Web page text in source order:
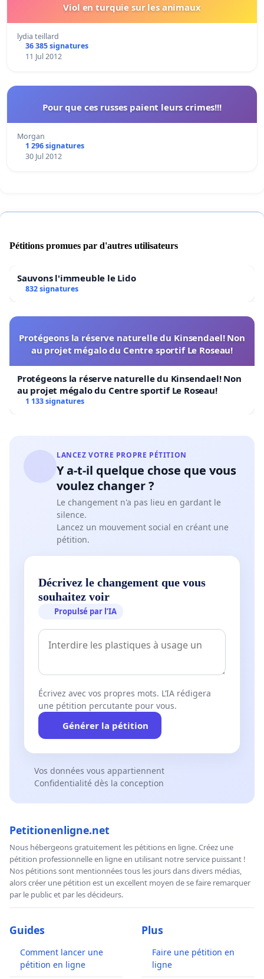
Viol en turquie sur les animaux
lydia teillard
36 385 signatures
11 Jul 2012
Pour que ces russes paient leurs crimes!!!
Morgan
1 296 signatures
30 Jul 2012
Pétitions promues par d'autres utilisateurs
Sauvons l'immeuble le Lido
832 signatures
Protégeons la réserve naturelle du Kinsendael! Non
au projet mégalo du Centre sportif Le Roseau!
Protégeons la réserve naturelle du Kinsendael! Non
au projet mégalo du Centre sportif Le Roseau!
1 133 signatures
LANCEZ VOTRE PROPRE PÉTITION
Y a-t-il quelque chose que vous
voulez changer ?
Le changement n'a pas lieu en gardant le
silence.
Lancez un mouvement social en créant une
pétition.
Décrivez le changement que vous
souhaitez voir
Propulsé par l’IA
Écrivez avec vos propres mots. L’IA rédigera
une pétition percutante pour vous.
Générer la pétition
Vos données vous appartiennent
Confidentialité dès la conception
Petitionenligne.net
Nous hébergeons gratuitement les pétitions en ligne. Créez une
pétition professionnelle en ligne en utilisant notre service puissant !
Nos pétitions sont mentionnées tous les jours dans divers médias,
alors créer une pétition est un excellent moyen de se faire remarquer
par le public et par les décideurs.
Guides
Comment lancer une
pétition en ligne
Plus
Faire une pétition en
ligne